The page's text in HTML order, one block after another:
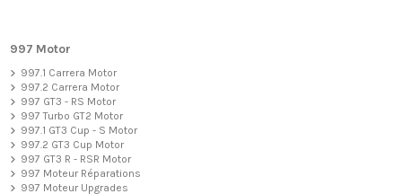
997 Motor
997.1 Carrera Motor
997.2 Carrera Motor
997 GT3 - RS Motor
997 Turbo GT2 Motor
997.1 GT3 Cup - S Motor
997.2 GT3 Cup Motor
997 GT3 R - RSR Motor
997 Moteur Réparations
997 Moteur Upgrades